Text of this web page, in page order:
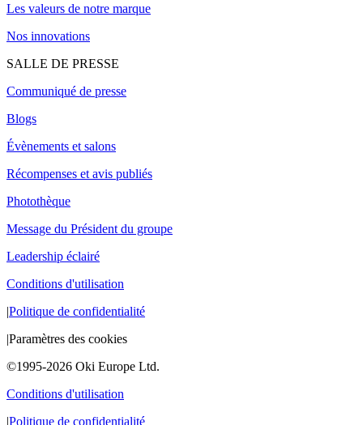
Les valeurs de notre marque
Nos innovations
SALLE DE PRESSE
Communiqué de presse
Blogs
Évènements et salons
Récompenses et avis publiés
Photothèque
Message du Président du groupe
Leadership éclairé
Conditions d'utilisation
|Politique de confidentialité
|Paramètres des cookies
©1995-2026 Oki Europe Ltd.
Conditions d'utilisation
|Politique de confidentialité